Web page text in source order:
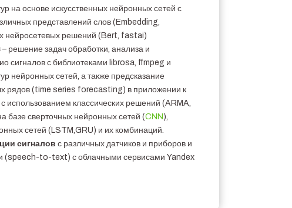
на основе искусственных нейронных сетей с
представлений слов (Embedding,
нейросетевых решений (Bert, fastai)
– решение задач обработки, анализа и
сигналов с библиотеками librosa, ffmpeg и
нейронных сетей, а также предсказание
рядов (time series forecasting) в приложении к
с использованием классических решений (ARMA,
базе сверточных нейронных сетей (CNN ),
сетей (LSTM,GRU) и их комбинаций.
сигналов с различных датчиков и приборов и
(speech-to-text) с облачными сервисами Yandex